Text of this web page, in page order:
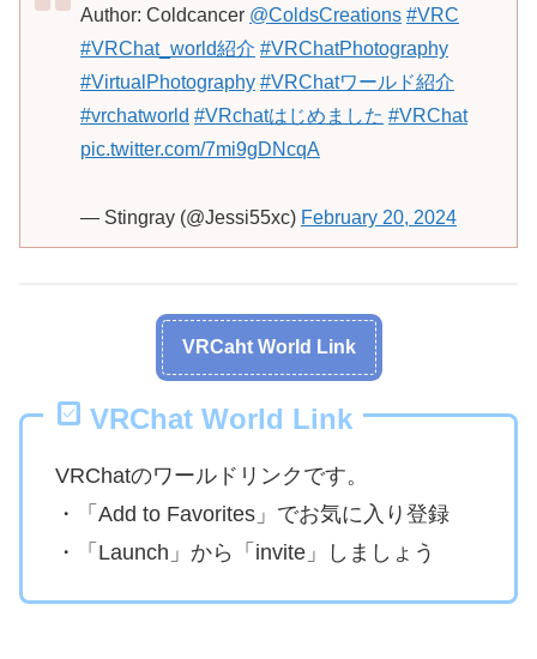
Author: Coldcancer @ColdsCreations #VRC
#VRChat_world紹介 #VRChatPhotography
#VirtualPhotography #VRChatワールド紹介
#vrchatworld #VRchatはじめました #VRChat
pic.twitter.com/7mi9gDNcqA
— Stingray (@Jessi55xc) February 20, 2024
VRCaht World Link
VRChat World Link
VRChatのワールドリンクです。
・「Add to Favorites」でお気に入り登録
・「Launch」から「invite」しましょう